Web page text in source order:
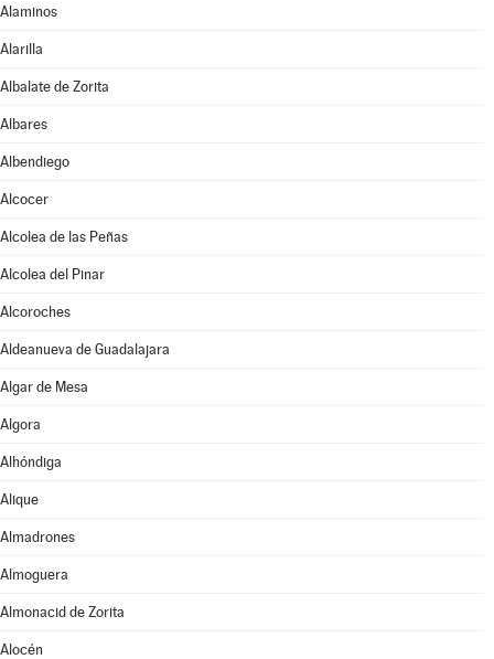
Alaminos
Alarilla
Albalate de Zorita
Albares
Albendiego
Alcocer
Alcolea de las Peñas
Alcolea del Pinar
Alcoroches
Aldeanueva de Guadalajara
Algar de Mesa
Algora
Alhóndiga
Alique
Almadrones
Almoguera
Almonacid de Zorita
Alocén